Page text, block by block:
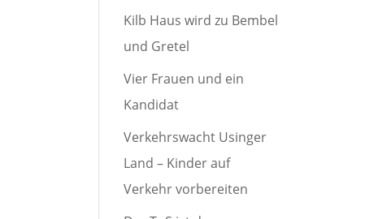
Kilb Haus wird zu Bembel
und Gretel
Vier Frauen und ein
Kandidat
Verkehrswacht Usinger
Land – Kinder auf
Verkehr vorbereiten